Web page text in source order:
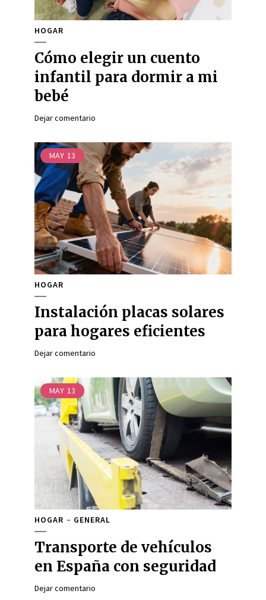
HOGAR
Cómo elegir un cuento
infantil para dormir a mi
bebé
Dejar comentario
MAY 13
HOGAR
Instalación placas solares
para hogares eficientes
Dejar comentario
MAY 13
HOGAR GENERAL
Transporte de vehículos
en España con seguridad
Dejar comentario